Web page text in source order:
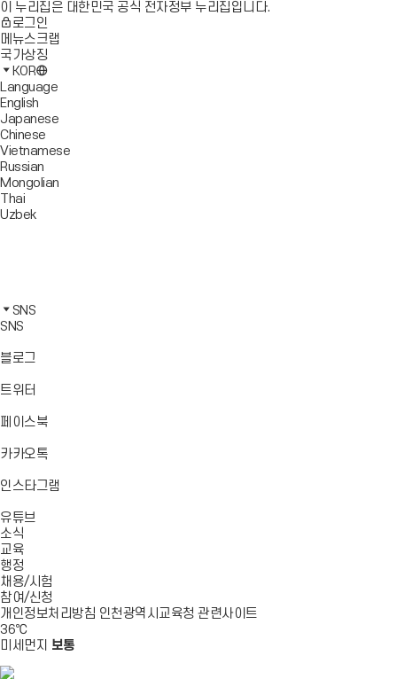
이 누리집은 대한민국 공식 전자정부 누리집입니다.
로그인
메뉴스크랩
국가상징
KOR
Language
English
Japanese
Chinese
Vietnamese
Russian
Mongolian
Thai
Uzbek
가
기
로
가
북
바
가
타
그
바
가
카
오
바
가
SNS
SNS
블로그
트위터
가
페이스북바
가
카카오톡바
가
인스타그램
유튜브
소식
교육
행정
채용/시험
참여/신청
개인정보처리방침 인천광역시교육청 관련사이트
36℃
미세먼지 보통